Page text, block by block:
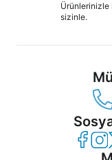
Ürünlerinizle
sizinle.